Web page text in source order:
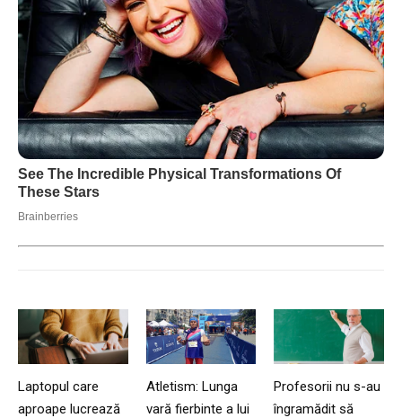
Laptopul care
aproape lucrează
Atletism: Lunga
vară fierbinte a lui
Profesorii nu s-au
îngramădit să